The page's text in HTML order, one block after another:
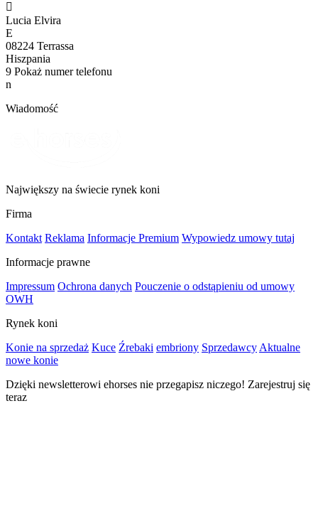

Lucia Elvira
E
08224 Terrassa
Hiszpania
9 Pokaż numer telefonu
n
Wiadomość
Największy na świecie rynek koni
Firma
Kontakt Reklama Informacje Premium Wypowiedz umowy tutaj
Informacje prawne
Impressum Ochrona danych Pouczenie o odstąpieniu od umowy
OWH
Rynek koni
Konie na sprzedaż Kuce Źrebaki embriony Sprzedawcy Aktualne
nowe konie
Dzięki newsletterowi ehorses nie przegapisz niczego! Zarejestruj się
teraz